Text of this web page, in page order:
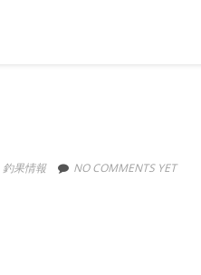
釣果情報 NO COMMENTS YET